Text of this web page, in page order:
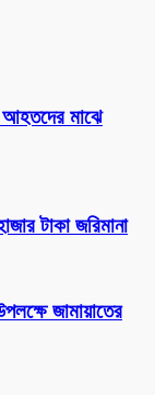
আহতদের মাঝে
টাকা জরিমানা
জামায়াতের